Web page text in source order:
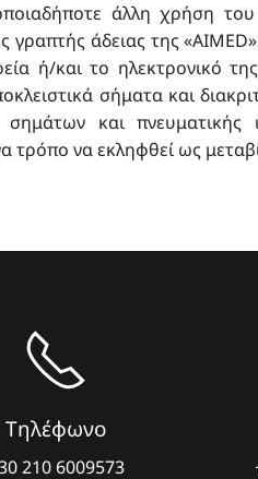
άλλη χρήση
άδειας της
ή/και το ηλεκτρονικό
σήματα και
σημάτων και
τρόπο να εκληφθεί ως
Τηλέφωνο
210 6009573